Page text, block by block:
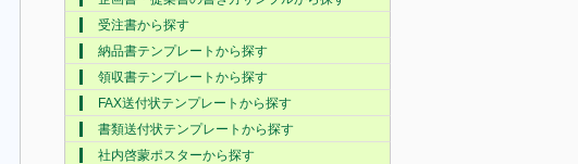
受注書から探す
納品書テンプレートから探す
領収書テンプレートから探す
FAX送付状テンプレートから探す
書類送付状テンプレートから探す
社内啓蒙ポスターから探す